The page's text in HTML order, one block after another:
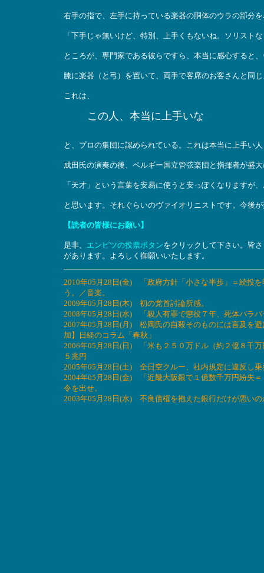
右手の指で、左手に持っている楽器の胴体のウラの部分
「下手じゃ無いけど、特別、上手くもないね。ソリスト
ところが、専門家である彼らですら、本当に感心すると
膝に楽器（と弓）を置いて、両手で客席のお客さんと同
これは、
この人、本当に上手いな
と、プロの集団に認められている。これは本当に上手い
成田氏の演奏の後、ベルギー国立管弦楽団と指揮者が盛
「天才」という言葉を安易に使うと安っぽくなりますが
と思います。それぐらいのヴァイオリニストです。今後
【読者の皆様にお願い】
是非、 エンピツの投票ボタンをクリックして下さい。皆
があります。よろしく御願いいたします。
2010年05月28日(金) 「政府方針「小さな半歩」＝続投
う。／音楽。
2009年05月28日(木) 初の党首討論所感。
2008年05月28日(水) 「殺人有罪で懲役７年、死体バラ
2007年05月28日(月) 松岡氏の自殺そのものには言及を
加】日経のコラム「春秋」
2006年05月28日(日) 「米も２５０万ドル（約２億８千
５兆円
2005年05月28日(土) 全日空クルー、社内規定に違反し乗
2004年05月28日(金) 「近畿大阪銀で１億数千万円紛失
令を出せ。
2003年05月28日(水) 不良債権を抱えた銀行だけが悪い